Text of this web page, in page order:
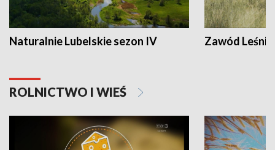
Naturalnie Lubelskie sezon IV Zawód Leśnik
ROLNICTWO I WIEŚ